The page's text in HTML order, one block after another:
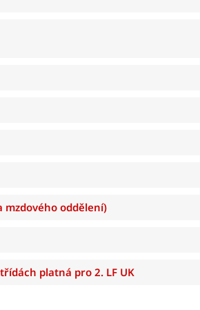
mzdového oddělení)
platná pro 2. LF UK